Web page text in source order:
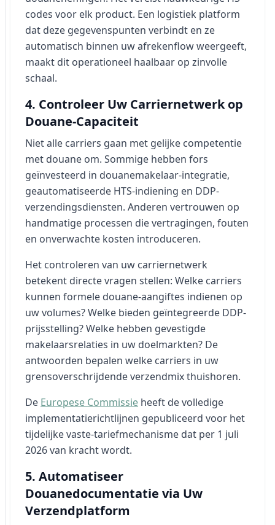
codes voor elk product. Een logistiek platform
dat deze gegevenspunten verbindt en ze
automatisch binnen uw afrekenflow weergeeft,
maakt dit operationeel haalbaar op zinvolle
schaal.
4. Controleer Uw Carriernetwerk op
Douane-Capaciteit
Niet alle carriers gaan met gelijke competentie
met douane om. Sommige hebben fors
geïnvesteerd in douanemakelaar-integratie,
geautomatiseerde HTS-indiening en DDP-
verzendingsdiensten. Anderen vertrouwen op
handmatige processen die vertragingen, fouten
en onverwachte kosten introduceren.
Het controleren van uw carriernetwerk
betekent directe vragen stellen: Welke carriers
kunnen formele douane-aangiftes indienen op
uw volumes? Welke bieden geïntegreerde DDP-
prijsstelling? Welke hebben gevestigde
makelaarsrelaties in uw doelmarkten? De
antwoorden bepalen welke carriers in uw
grensoverschrijdende verzendmix thuishoren.
De Europese Commissie heeft de volledige
implementatierichtlijnen gepubliceerd voor het
tijdelijke vaste-tariefmechanisme dat per 1 juli
2026 van kracht wordt.
5. Automatiseer
Douanedocumentatie via Uw
Verzendplatform